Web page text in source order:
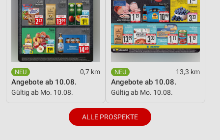
0,7 km
Angebote ab 10.08.
Gültig ab Mo. 10.08.
13,3 km
Angebote ab 10.08.
Gültig ab Mo. 10.08.
ALLE PROSPEKTE